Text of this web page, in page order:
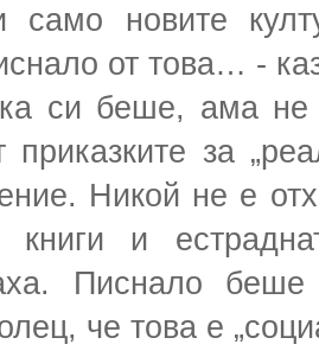
само новите
от това… -
си беше, ама
приказките за
Никой не е
и
Писнало
че това е